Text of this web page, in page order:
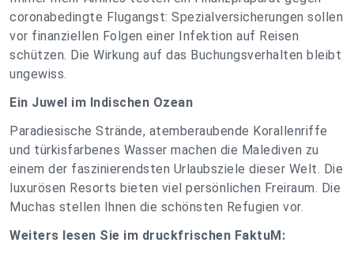
coronabedingte Flugangst: Spezialversicherungen sollen
vor finanziellen Folgen einer Infektion auf Reisen
schützen. Die Wirkung auf das Buchungsverhalten bleibt
ungewiss.
Ein Juwel im Indischen Ozean
Paradiesische Strände, atemberaubende Korallenriffe
und türkisfarbenes Wasser machen die Malediven zu
einem der faszinierendsten Urlaubsziele dieser Welt. Die
luxurösen Resorts bieten viel persönlichen Freiraum. Die
Muchas stellen Ihnen die schönsten Refugien vor.
Weiters lesen Sie im druckfrischen FaktuM: